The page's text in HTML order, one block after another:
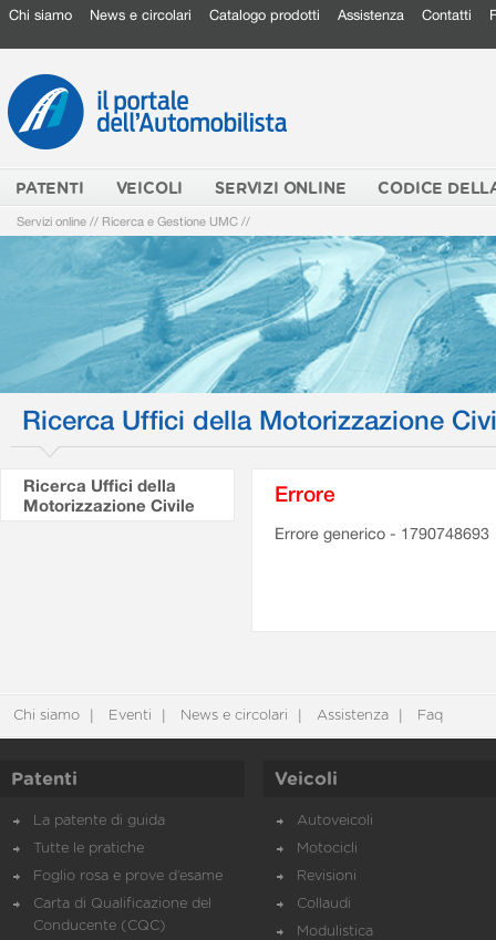
Chi siamo News e circolari Catalogo prodotti Assistenza Contatti
PATENTI VEICOLI SERVIZI ONLINE CODICE
Servizi online // Ricerca e Gestione UMC //
Ricerca Uffici della Motorizzazione
Ricerca Uffici della
Motorizzazione Civile
Errore
Errore generico - 1790748693
Chi siamo Eventi News e circolari Assistenza Faq
Patenti
La patente di guida
Tutte le pratiche
Foglio rosa e prove d’esame
Carta di Qualificazione del
Conducente (CQC)
Veicoli
Autoveicoli
Motocicli
Revisioni
Collaudi
Modulistica